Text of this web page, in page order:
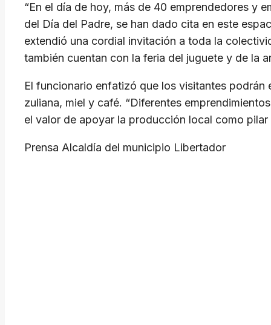
“En el día de hoy, más de 40 emprendedores y
del Día del Padre, se han dado cita en este
extendió una cordial invitación a toda la
también cuentan con la feria del juguete y de la
El funcionario enfatizó que los visitantes
zuliana, miel y café. “Diferentes
el valor de apoyar la producción local como
Prensa Alcaldía del municipio Libertador